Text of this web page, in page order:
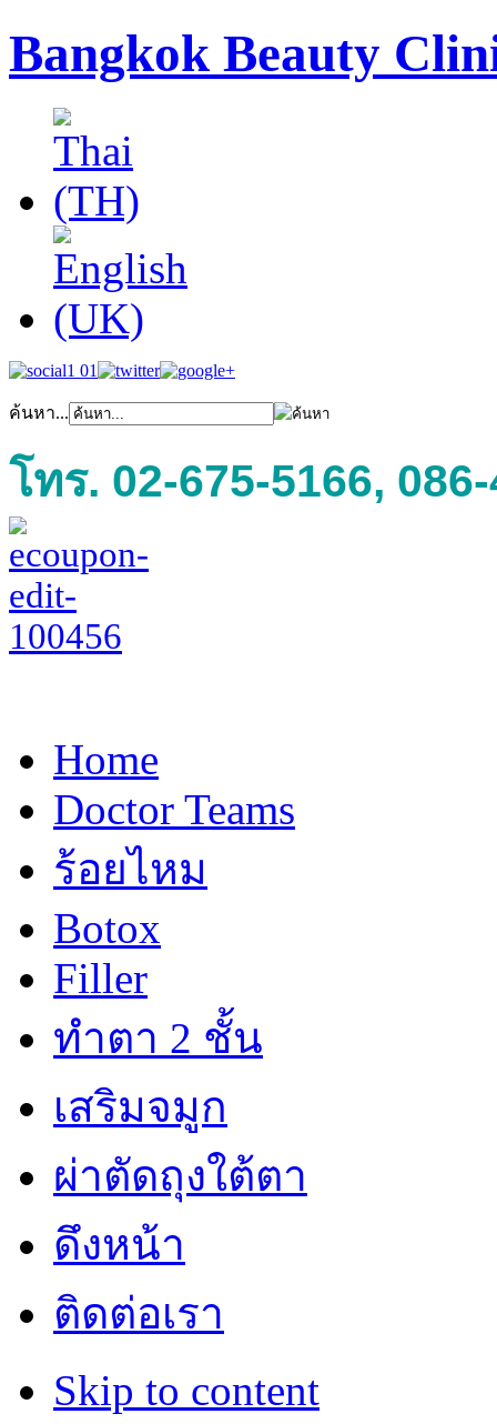
Bangkok Beauty
ค้นหา...
โทร. 02-675-5166,
Home
Doctor Teams
ร้อยไหม
Botox
Filler
ทำตา 2 ชั้น
เสริมจมูก
ผ่าตัดถุงใต้ตา
ดึงหน้า
ติดต่อเรา
Skip to content